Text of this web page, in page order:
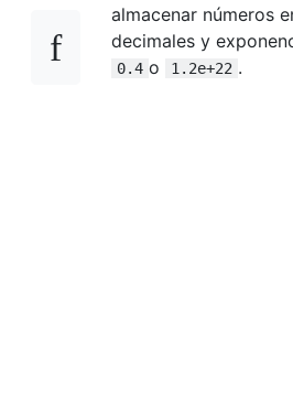
almacenar números
decimales y
0.4 o 1.2e+22 .